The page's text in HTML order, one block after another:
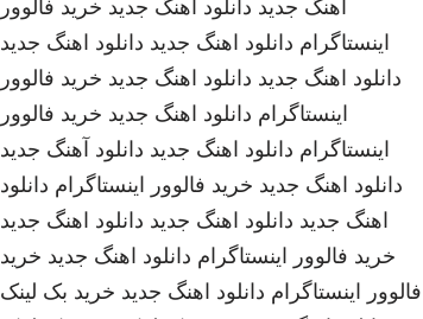
اهنگ جدید دانلود اهنگ جدید خرید فالوور
اینستاگرام دانلود اهنگ جدید دانلود اهنگ جدید
دانلود اهنگ جدید دانلود اهنگ جدید خرید فالوور
اینستاگرام دانلود اهنگ جدید خرید فالوور
اینستاگرام دانلود اهنگ جدید دانلود آهنگ جدید
دانلود اهنگ جدید خرید فالوور اینستاگرام دانلود
اهنگ جدید دانلود اهنگ جدید دانلود اهنگ جدید
خرید فالوور اینستاگرام دانلود اهنگ جدید خرید
فالوور اینستاگرام دانلود اهنگ جدید خرید بک لینک